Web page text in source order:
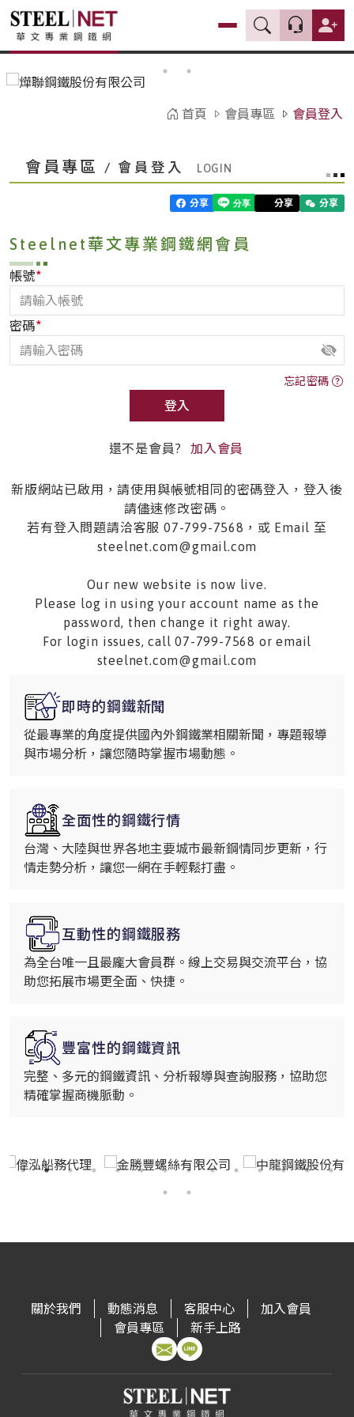
首頁 會員專區 會員登入
會員專區 / 會員登入
分享 分享 分享
Steelnet華文專業鋼鐵網會員
帳號*
密碼*
忘記密碼
登入
還不是會員? 加入會員
新版網站已啟用，請使用與帳號相同的密碼登入，登入後
請儘速修改密碼。
若有登入問題請洽客服 07-799-7568，或 Email 至
steelnet.com@gmail.com
Our new website is now live.
Please log in using your account name as the
password, then change it right away.
For login issues, call 07-799-7568 or email
steelnet.com@gmail.com
即時的鋼鐵新聞
從最專業的角度提供國內外鋼鐵業相關新聞，專題報導
與市場分析，讓您隨時掌握市場動態。
全面性的鋼鐵行情
台灣、大陸與世界各地主要城市最新鋼情同步更新，行
情走勢分析，讓您一網在手輕鬆打盡。
互動性的鋼鐵服務
為全台唯一且最龐大會員群。線上交易與交流平台，協
助您拓展市場更全面、快捷。
豐富性的鋼鐵資訊
完整、多元的鋼鐵資訊、分析報導與查詢服務，協助您
精確掌握商機脈動。
關於我們 動態消息 客服中心
加入會員
會員專區
新手上路